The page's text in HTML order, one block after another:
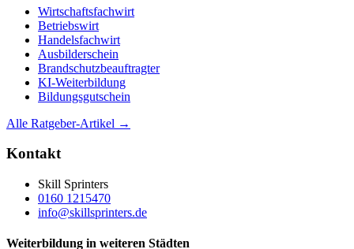
Wirtschaftsfachwirt
Betriebswirt
Handelsfachwirt
Ausbilderschein
Brandschutzbeauftragter
KI-Weiterbildung
Bildungsgutschein
Alle Ratgeber-Artikel →
Kontakt
Skill Sprinters
0160 1215470
info@skillsprinters.de
Weiterbildung in weiteren Städten